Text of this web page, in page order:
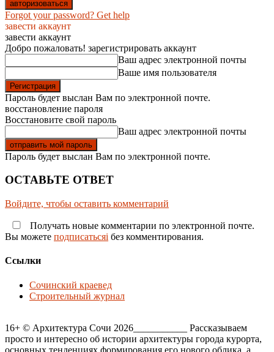
Forgot your password? Get help
завести аккаунт
завести аккаунт
Добро пожаловать! зарегистрировать аккаунт
Ваш адрес электронной почты
Ваше имя пользователя
Пароль будет выслан Вам по электронной почте.
восстановление пароля
Восстановите свой пароль
Ваш адрес электронной почты
Пароль будет выслан Вам по электронной почте.
ОСТАВЬТЕ ОТВЕТ
Войдите, чтобы оставить комментарий
Получать новые комментарии по электронной почте.
Вы можете подписатьсяi без комментирования.
Ссылки
Сочинский краевед
Строительный журнал
16+ © Архитектура Сочи 2026___________ Рассказываем
просто и интересно об истории архитектуры города курорта,
основных тенденциях формирования его нового облика, а